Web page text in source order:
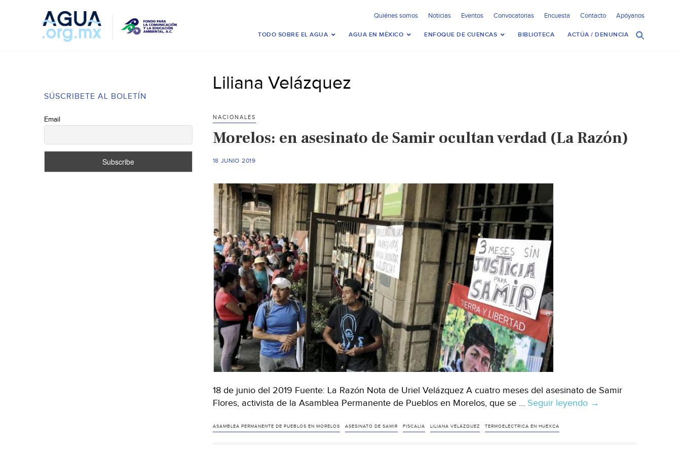
Quiénes somos Noticias Eventos Convocatorias Encuesta Contacto Apóyanos
TODO SOBRE EL AGUA AGUA EN MÉXICO ENFOQUE DE CUENCAS BIBLIOTECA ACTÚA / DENUNCIA
SÚSCRIBETE AL BOLETÍN
Email
Liliana Velázquez
NACIONALES
Morelos: en asesinato de Samir ocultan verdad (La Razón)
18 JUNIO 2019
18 de junio del 2019 Fuente: La Razón Nota de Uriel Velázquez A cuatro meses del asesinato de Samir
Flores, activista de la Asamblea Permanente de Pueblos en Morelos, que se … Seguir leyendo Morelos:
→
ASAMBLEA PERMANENTE DE PUEBLOS EN MORELOS ASESINATO DE SAMIR FISCALÍA LILIANA VELÁZQUEZ TERMOELÉCTRICA EN HUEXCA